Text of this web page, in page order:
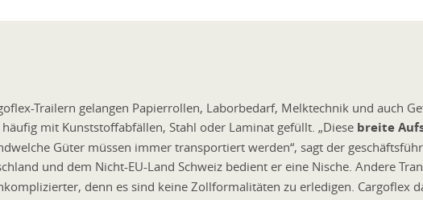
Trailern gelangen Papierrollen, Laborbedarf, Melktechnik und auch
mit Kunststoffabfällen, Stahl oder Laminat gefüllt. „Diese breite
Güter müssen immer transportiert werden“, sagt der
und dem Nicht-EU-Land Schweiz bedient er eine Nische. Andere
denn es sind keine Zollformalitäten zu erledigen. Cargoflex